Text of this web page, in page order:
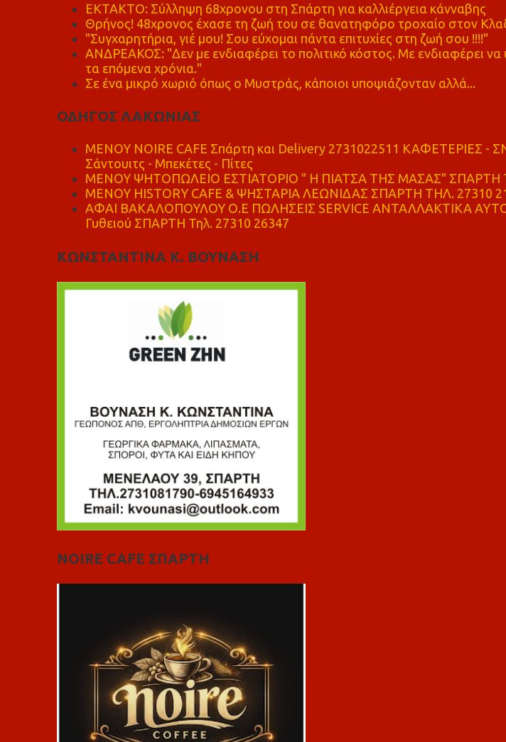
ΕΚΤΑΚΤΟ: Σύλληψη 68χρονου στη Σπάρτη για καλλιέργεια κάνναβης
Θρήνος! 48χρονος έχασε τη ζωή του σε θανατηφόρο τροχαίο στον
"Συγχαρητήρια, γιέ μου! Σου εύχομαι πάντα επιτυχίες στη ζωή σου !!!!"
ΑΝΔΡΕΑΚΟΣ: "Δεν με ενδιαφέρει το πολιτικό κόστος. Με ενδιαφέρει να
τα επόμενα χρόνια."
Σε ένα μικρό χωριό όπως ο Μυστράς, κάποιοι υποψιάζονταν αλλά...
ΟΔΗΓΟΣ ΛΑΚΩΝΙΑΣ
MENOY NOIRE CAFE Σπάρτη και Delivery 2731022511 ΚΑΦΕΤΕΡΙΕΣ
Σάντουιτς - Μπεκέτες - Πίτες
ΜΕΝΟΥ ΨΗΤΟΠΩΛΕΙΟ ΕΣΤΙΑΤΟΡΙΟ " Η ΠΙΑΤΣΑ ΤΗΣ ΜΑΣΑΣ" ΣΠΑΡΤΗ
ΜΕΝΟΥ HISTORY CAFE & ΨΗΣΤΑΡΙΑ ΛΕΩΝΙΔΑΣ ΣΠΑΡΤΗ ΤΗΛ. 27310
ΑΦΑΙ ΒΑΚΑΛΟΠΟΥΛΟΥ Ο.Ε ΠΩΛΗΣΕΙΣ SERVICE ΑΝΤΑΛΛΑΚΤΙΚΑ
Γυθειού ΣΠΑΡΤΗ Τηλ. 27310 26347
ΚΩΝΣΤΑΝΤΙΝΑ Κ. ΒΟΥΝΑΣΗ
NOIRE CAFE ΣΠΑΡΤΗ